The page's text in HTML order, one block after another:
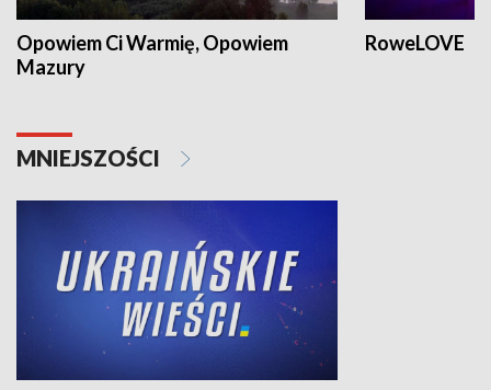
Opowiem Ci Warmię, Opowiem
Mazury
RoweLOVE
MNIEJSZOŚCI